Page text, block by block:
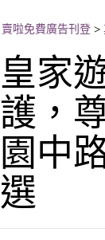
賣啦免費廣告刊登 >
皇家
護，
園中
選